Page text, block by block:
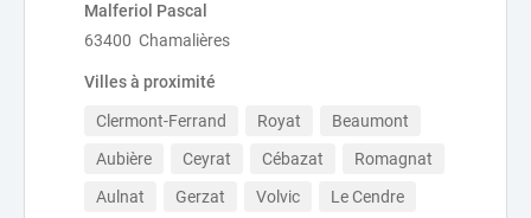
Malferiol Pascal
63400 Chamalières
Villes à proximité
Clermont-Ferrand Royat
Beaumont
Aubière
Ceyrat Cébazat
Romagnat
Aulnat
Gerzat Volvic
Le Cendre